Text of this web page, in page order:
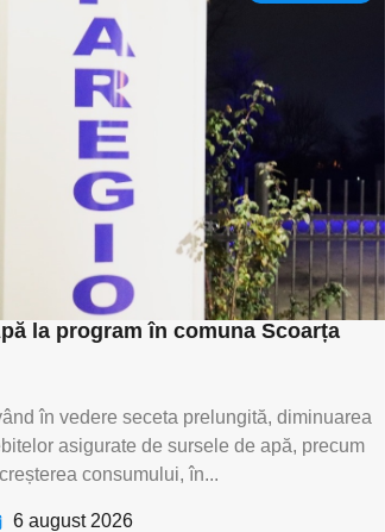
aici textul
aici
pentru
aici
pentru
aici
pentru subti
la program în comuna Scoarța
în vedere seceta prelungită, diminuarea
asigurate de sursele de apă, precum
consumului, în...
6 august 2026